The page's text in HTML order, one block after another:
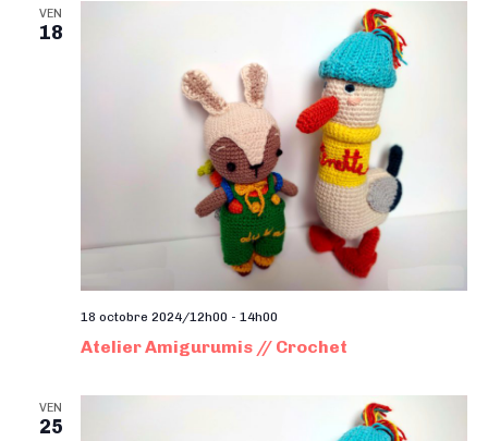
VEN
18
Atelier Amigurumis // Crochet
18 octobre 2024/12h00 - 14h00
VEN
25